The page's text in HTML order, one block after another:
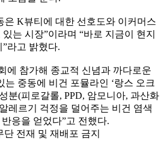
은 K뷰티에 대한 선호도와 이커머스
있는 시장”이라며 “바로 지금이 현지
”라고 밝혔다.
에 참가해 종교적 신념과 까다로운
는 중동에 비건 포뮬라인 ‘랑스 오크
분(피로갈롤, PPD, 암모니아, 과산화
레르기 걱정을 덜어주는 비건 염색
응을 얻었다”고 전했다.
전재 및 재배포 금지